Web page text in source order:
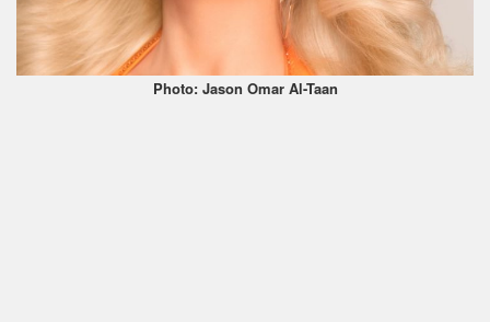
Photo: Jason Omar Al-Taan